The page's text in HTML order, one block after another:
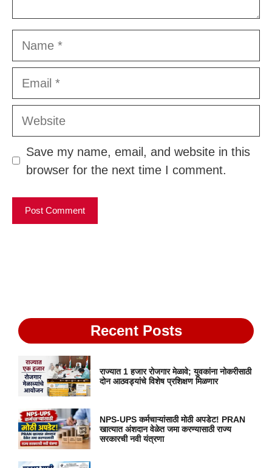
Name
Email
Website
Save my name, email, and website in this
browser for the next time I comment.
Recent Posts
राज्यात 1 हजार रोजगार मेळावे; युवकांना नोकरीसाठी
दोन आठवड्यांचे विशेष प्रशिक्षण मिळणार
NPS-UPS कर्मचाऱ्यांसाठी मोठी अपडेट! PRAN
खात्यात अंशदान वेळेत जमा करण्यासाठी राज्य
सरकारची नवी यंत्रणा